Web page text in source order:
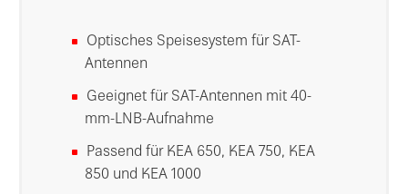
Optisches Speisesystem für SAT-
Antennen
Geeignet für SAT-Antennen mit 40-
mm-LNB-Aufnahme
Passend für KEA 650, KEA 750, KEA
850 und KEA 1000